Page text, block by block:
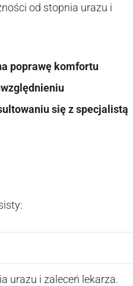
od stopnia urazu i
poprawę komfortu
się z specjalistą
urazu i zaleceń lekarza.